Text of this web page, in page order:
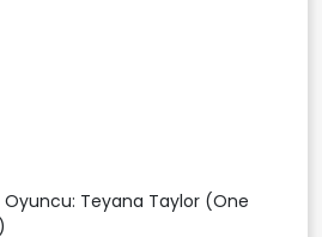
Oyuncu: Teyana Taylor (One